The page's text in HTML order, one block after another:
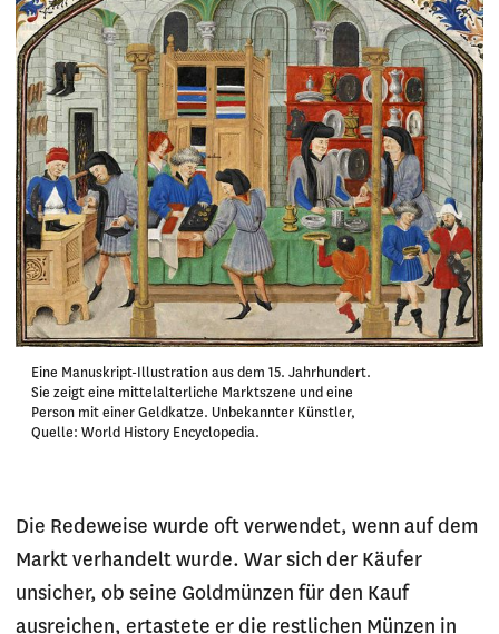
Eine Manuskript-Illustration aus dem 15. Jahrhundert.
Sie zeigt eine mittelalterliche Marktszene und eine
Person mit einer Geldkatze. Unbekannter Künstler,
Quelle: World History Encyclopedia.
Die Redeweise wurde oft verwendet, wenn auf dem
Markt verhandelt wurde. War sich der Käufer
unsicher, ob seine Goldmünzen für den Kauf
ausreichen, ertastete er die restlichen Münzen in